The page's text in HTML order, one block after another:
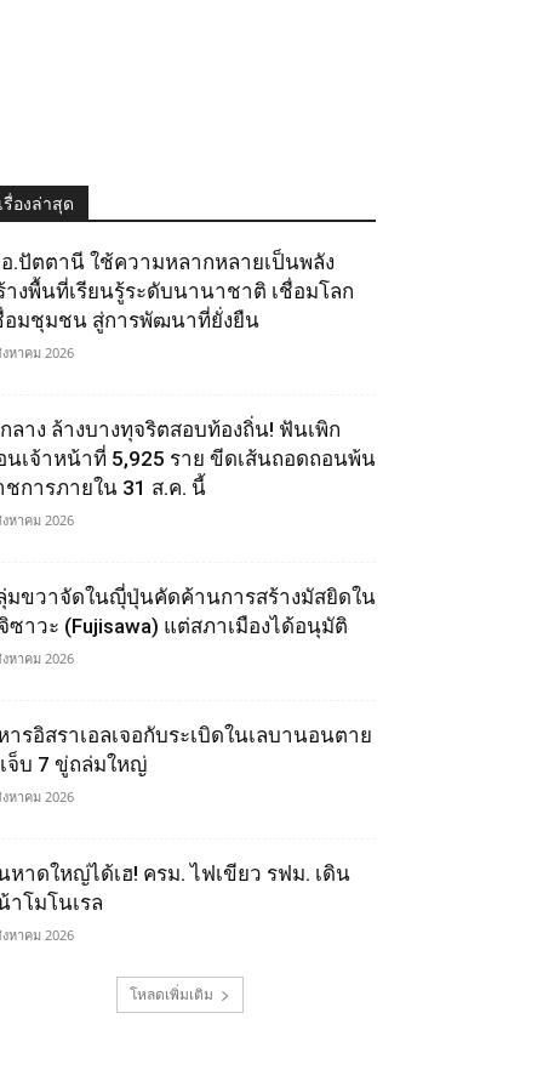
เรื่องล่าสุด
.ปัตตานี ใช้ความหลากหลายเป็นพลัง
างพื้นที่เรียนรู้ระดับนานาชาติ เชื่อมโลก
อมชุมชน สู่การพัฒนาที่ยั่งยืน
หาคม 2026
ลาง ล้างบางทุจริตสอบท้องถิ่น! ฟันเพิก
นเจ้าหน้าที่ 5,925 ราย ขีดเส้นถอดถอนพ้น
ชการภายใน 31 ส.ค. นี้
หาคม 2026
มขวาจัดในญุี่ปุ่นคัดค้านการสร้างมัสยิดใน
ซาวะ (Fujisawa) แต่สภาเมืองได้อนุมัติ
หาคม 2026
ารอิสราเอลเจอกับระเบิดในเลบานอนตาย
จ็บ 7 ขู่ถล่มใหญ่
หาคม 2026
หาดใหญ่ได้เฮ! ครม. ไฟเขียว รฟม. เดิน
าโมโนเรล
หาคม 2026
โหลดเพิ่มเติม